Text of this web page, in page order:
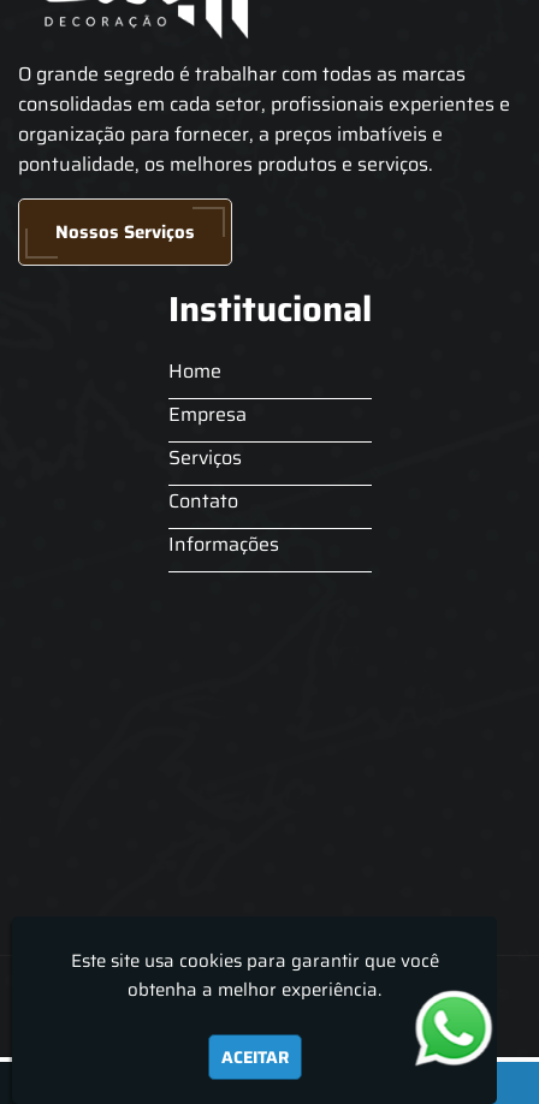
O grande segredo é trabalhar com todas as marcas
consolidadas em cada setor, profissionais experientes e
organização para fornecer, a preços imbatíveis e
pontualidade, os melhores produtos e serviços.
Nossos Serviços
Institucional
Home
Empresa
Serviços
Contato
Informações
Lira Luz Decor - Cortinas sob medidas e persianas
Este site usa cookies para garantir que você
obtenha a melhor experiência.
ACEITAR